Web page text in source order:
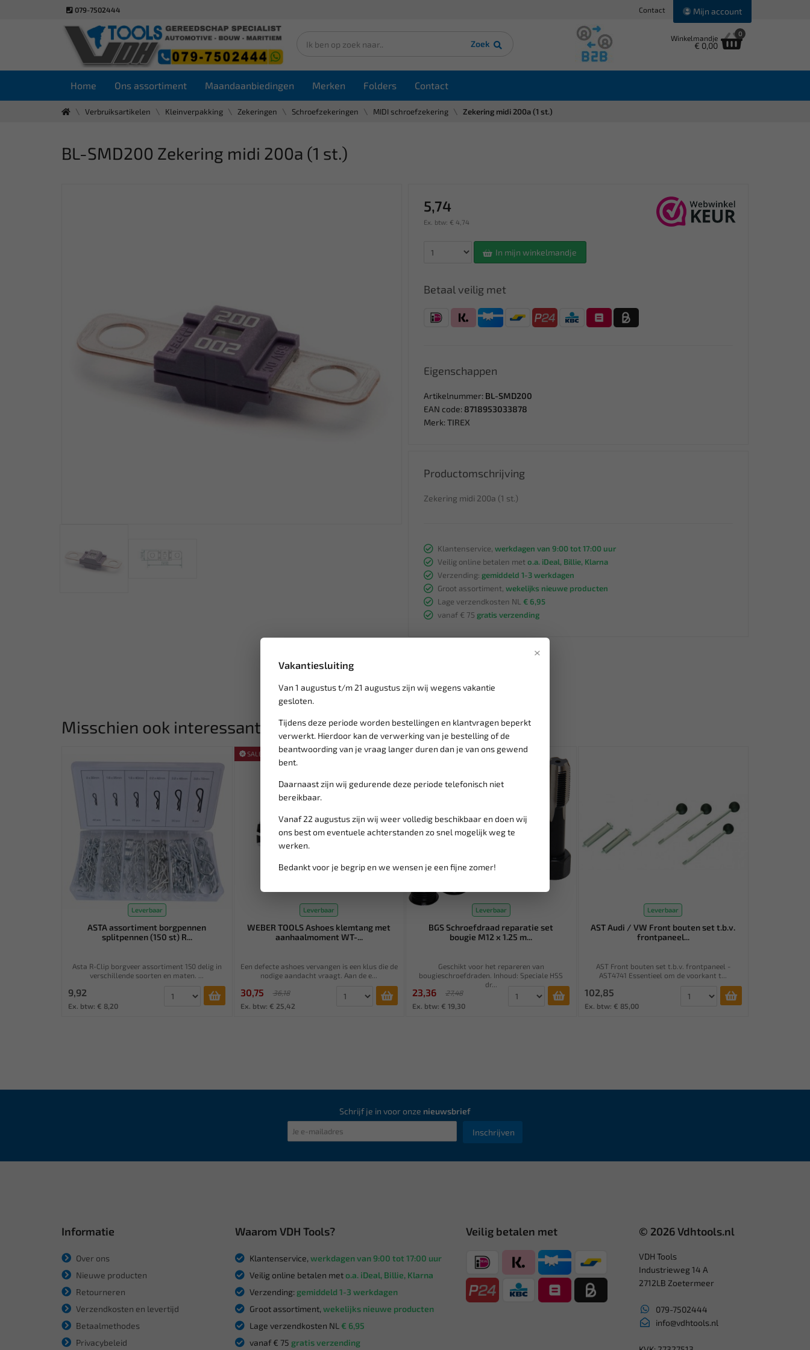
079-7502444 Contact Mijn account
Zoek
Winkelmandje
€ 0,00
0
Home Ons assortiment Maandaanbiedingen Merken Folders Contact
Verbruiksartikelen Kleinverpakking Zekeringen Schroefzekeringen MIDI schroefzekering Zekering midi 200a (1 st.)
×
Vakantiesluiting
Van 1 augustus t/m 21 augustus zijn wij wegens vakantie
gesloten.
Tijdens deze periode worden bestellingen en klantvragen beperkt
verwerkt. Hierdoor kan de verwerking van je bestelling of de
beantwoording van je vraag langer duren dan je van ons gewend
bent.
Daarnaast zijn wij gedurende deze periode telefonisch niet
bereikbaar.
Vanaf 22 augustus zijn wij weer volledig beschikbaar en doen wij
ons best om eventuele achterstanden zo snel mogelijk weg te
werken.
Bedankt voor je begrip en we wensen je een fijne zomer!
BL-SMD200 Zekering midi 200a (1 st.)
5,74
Ex. btw: € 4,74
In mijn winkelmandje
Betaal veilig met
Eigenschappen
Artikelnummer: BL-SMD200
EAN code: 8718953033878
Merk: TIREX
Productomschrijving
Zekering midi 200a (1 st.)
Klantenservice, werkdagen van 9:00 tot 17:00 uur
Veilig online betalen met o.a. iDeal, Billie, Klarna
Verzending: gemiddeld 1-3 werkdagen
Groot assortiment, wekelijks nieuwe producten
Lage verzendkosten NL € 6,95
vanaf € 75 gratis verzending
Misschien ook interessant:
Leverbaar
ASTA assortiment borgpennen
splitpennen (150 st) R...
Asta R-Clip borgveer assortiment 150 delig in
verschillende soorten en maten. ...
9,92
Ex. btw: € 8,20
SALE!
Leverbaar
WEBER TOOLS Ashoes klemtang met
aanhaalmoment WT-...
Een defecte ashoes vervangen is een klus die de
nodige aandacht vraagt. Aan de e...
30,75
36,18
Ex. btw: € 25,42
SALE!
Leverbaar
BGS Schroefdraad reparatie set
bougie M12 x 1.25 m...
Geschikt voor het repareren van
bougieschroefdraden. Inhoud: Speciale HSS
dr...
23,36
27,48
Ex. btw: € 19,30
Leverbaar
AST Audi / VW Front bouten set t.b.v.
frontpaneel...
AST Front bouten set t.b.v. frontpaneel -
AST4741 Essentieel om de voorkant t...
102,85
Ex. btw: € 85,00
Schrijf je in voor onze nieuwsbrief
Inschrijven
Informatie
Over ons
Nieuwe producten
Retourneren
Verzendkosten en levertijd
Betaalmethodes
Privacybeleid
Waarom VDH Tools?
Klantenservice, werkdagen van 9:00 tot 17:00 uur
Veilig online betalen meto.a. iDeal, Billie, Klarna
Verzending: gemiddeld 1-3 werkdagen
Groot assortiment, wekelijks nieuwe producten
Lage verzendkosten NL € 6,95
vanaf € 75 gratis verzending
Veilig betalen met © 2026 Vdhtools.nl
VDH Tools
Industrieweg 14 A
2712LB Zoetermeer
079-7502444
info@vdhtools.nl